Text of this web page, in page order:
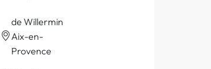
de Willermin
Aix-en-
Provence